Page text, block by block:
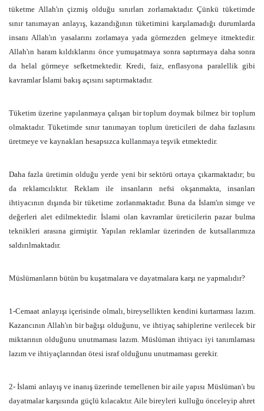
tüketme Allah'ın çizmiş olduğu sınırları zorlamaktadır. Çünkü tüketimde
sınır tanımayan anlayış, kazandığının tüketimini karşılamadığı durumlarda
insanı Allah'ın yasalarını zorlamaya yada görmezden gelmeye itmektedir.
Allah'ın haram kıldıklarını önce yumuşatmaya sonra saptırmaya daha sonra
da helal görmeye sefketmektedir. Kredi, faiz, enflasyona paralellik gibi
kavramlar İslami bakış açısını saptırmaktadır.
Tüketim üzerine yapılanmaya çalışan bir toplum doymak bilmez bir toplum
olmaktadır. Tüketimde sınır tanımayan toplum üreticileri de daha fazlasını
üretmeye ve kaynakları hesapsızca kullanmaya teşvik etmektedir.
Daha fazla üretimin olduğu yerde yeni bir sektörü ortaya çıkarmaktadır; bu
da reklamcılıktır. Reklam ile insanların nefsi okşanmakta, insanları
ihtiyacının dışında bir tüketime zorlanmaktadır. Buna da İslam'ın simge ve
değerleri alet edilmektedir. İslami olan kavramlar üreticilerin pazar bulma
teknikleri arasına girmiştir. Yapılan reklamlar üzerinden de kutsallarımıza
saldırılmaktadır.
Müslümanların bütün bu kuşatmalara ve dayatmalara karşı ne yapmalıdır?
1-Cemaat anlayışı içerisinde olmalı, bireysellikten kendini kurtarması lazım.
Kazancının Allah'ın bir bağışı olduğunu, ve ihtiyaç sahiplerine verilecek bir
miktarının olduğunu unutmaması lazım. Müslüman ihtiyacı iyi tanımlaması
lazım ve ihtiyaçlarından ötesi israf olduğunu unutmaması gerekir.
2- İslami anlayış ve inanış üzerinde temellenen bir aile yapısı Müslüman'ı bu
dayatmalar karşısında güçlü kılacaktır. Aile bireyleri kulluğu önceleyip ahret